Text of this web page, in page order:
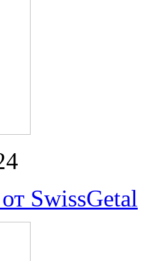
SwissGetal